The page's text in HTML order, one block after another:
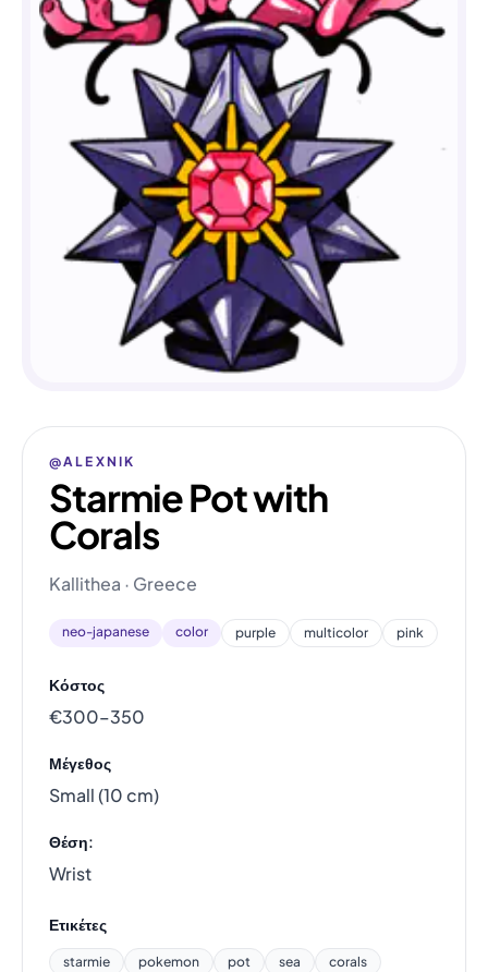
@ALEXNIK
Starmie Pot with
Corals
Kallithea · Greece
neo-japanese color purple multicolor pink
Κόστος
€300–350
Μέγεθος
Small (10 cm)
Θέση:
Wrist
Ετικέτες
starmie pokemon pot sea
corals